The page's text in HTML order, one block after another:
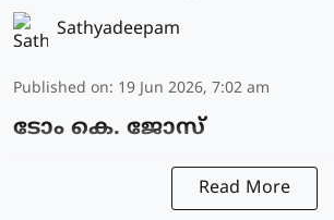
Sathyadeepam
Published on: 19 Jun 2026, 7:02 am
ടോം കെ. ജോസ്
Read More